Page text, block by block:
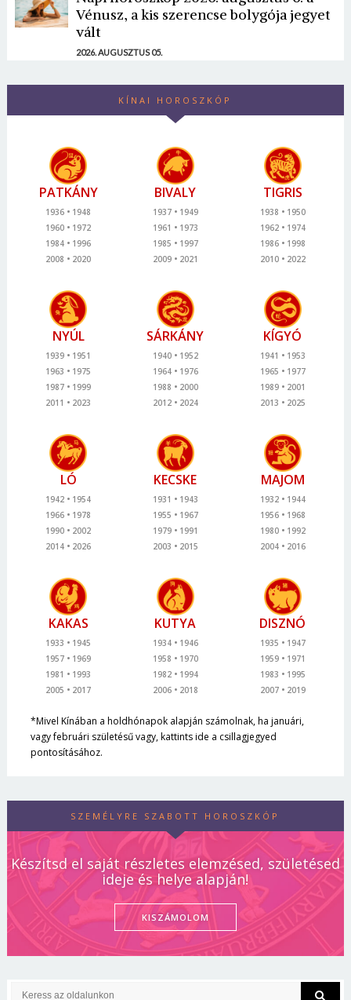
Vénusz, a kis szerencse bolygója jegyet
vált
2026. AUGUSZTUS 05.
KÍNAI HOROSZKÓP
PATKÁNY
1936
1948
1960
1972
1984
1996
2008
2020
BIVALY
1937
1949
1961
1973
1985
1997
2009
2021
TIGRIS
1938
1950
1962
1974
1986
1998
2010
2022
NYÚL
1939
1951
1963
1975
1987
1999
2011
2023
SÁRKÁNY
1940
1952
1964
1976
1988
2000
2012
2024
KÍGYÓ
1941
1953
1965
1977
1989
2001
2013
2025
LÓ
1942
1954
1966
1978
1990
2002
2014
2026
KECSKE
1931
1943
1955
1967
1979
1991
2003
2015
MAJOM
1932
1944
1956
1968
1980
1992
2004
2016
KAKAS
1933
1945
1957
1969
1981
1993
2005
2017
KUTYA
1934
1946
1958
1970
1982
1994
2006
2018
DISZNÓ
1935
1947
1959
1971
1983
1995
2007
2019
*Mivel Kínában a holdhónapok alapján számolnak, ha januári,
vagy februári születésű vagy, kattints ide a csillagjegyed
pontosításához.
SZEMÉLYRE SZABOTT HOROSZKÓP
Készítsd el saját részletes elemzésed, születésed
ideje és helye alapján!
KISZÁMOLOM